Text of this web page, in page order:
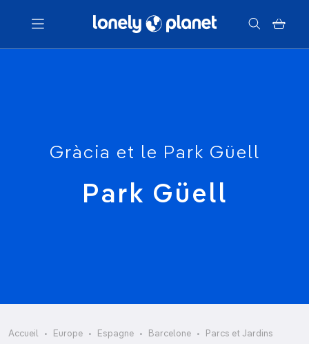
Menu
Gràcia et le Park Güell
Park Güell
Accueil Europe Espagne Barcelone
Parcs et Jardins